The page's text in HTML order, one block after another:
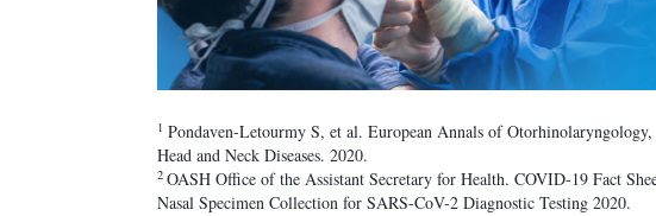
1 Pondaven-Letourmy S, et al. European Annals of Otorhinolaryngology,
Head and Neck Diseases. 2020.
2 OASH Office of the Assistant Secretary for Health. COVID-19 Fact
Nasal Specimen Collection for SARS-CoV-2 Diagnostic Testing 2020.